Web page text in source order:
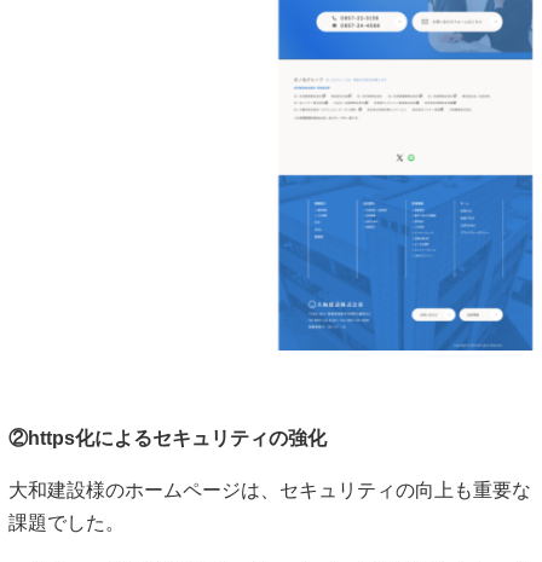
②https化によるセキュリティの強化
大和建設様のホームページは、セキュリティの向上も重要な
課題でした。